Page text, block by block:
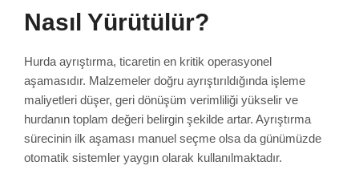
Nasıl Yürütülür?
Hurda ayrıştırma, ticaretin en kritik operasyonel
aşamasıdır. Malzemeler doğru ayrıştırıldığında işleme
maliyetleri düşer, geri dönüşüm verimliliği yükselir ve
hurdanın toplam değeri belirgin şekilde artar. Ayrıştırma
sürecinin ilk aşaması manuel seçme olsa da günümüzde
otomatik sistemler yaygın olarak kullanılmaktadır.